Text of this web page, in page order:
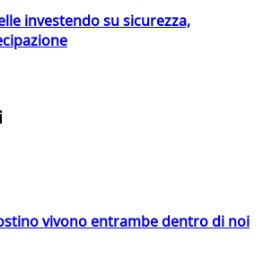
investendo su sicurezza,
vivono entrambe dentro di noi